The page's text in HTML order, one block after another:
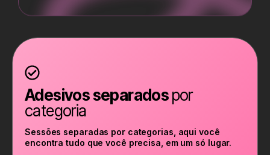
Adesivos separadospor
categoria
Sessões separadas por categorias, aqui você
encontra tudo que você precisa, em um só lugar.